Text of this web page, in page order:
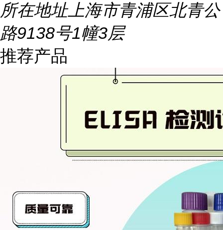
所在地址上海市青浦区北青公
路9138号1幢3层
推荐产品